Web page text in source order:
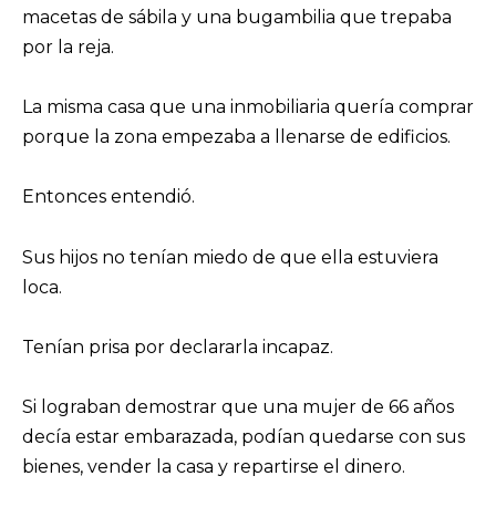
macetas de sábila y una bugambilia que trepaba
por la reja.
La misma casa que una inmobiliaria quería comprar
porque la zona empezaba a llenarse de edificios.
Entonces entendió.
Sus hijos no tenían miedo de que ella estuviera
loca.
Tenían prisa por declararla incapaz.
Si lograban demostrar que una mujer de 66 años
decía estar embarazada, podían quedarse con sus
bienes, vender la casa y repartirse el dinero.